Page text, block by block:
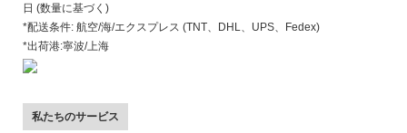
日 (数量に基づく)
*配送条件: 航空/海/エクスプレス (TNT、DHL、UPS、Fedex)
*出荷港:寧波/上海
私たちのサービス